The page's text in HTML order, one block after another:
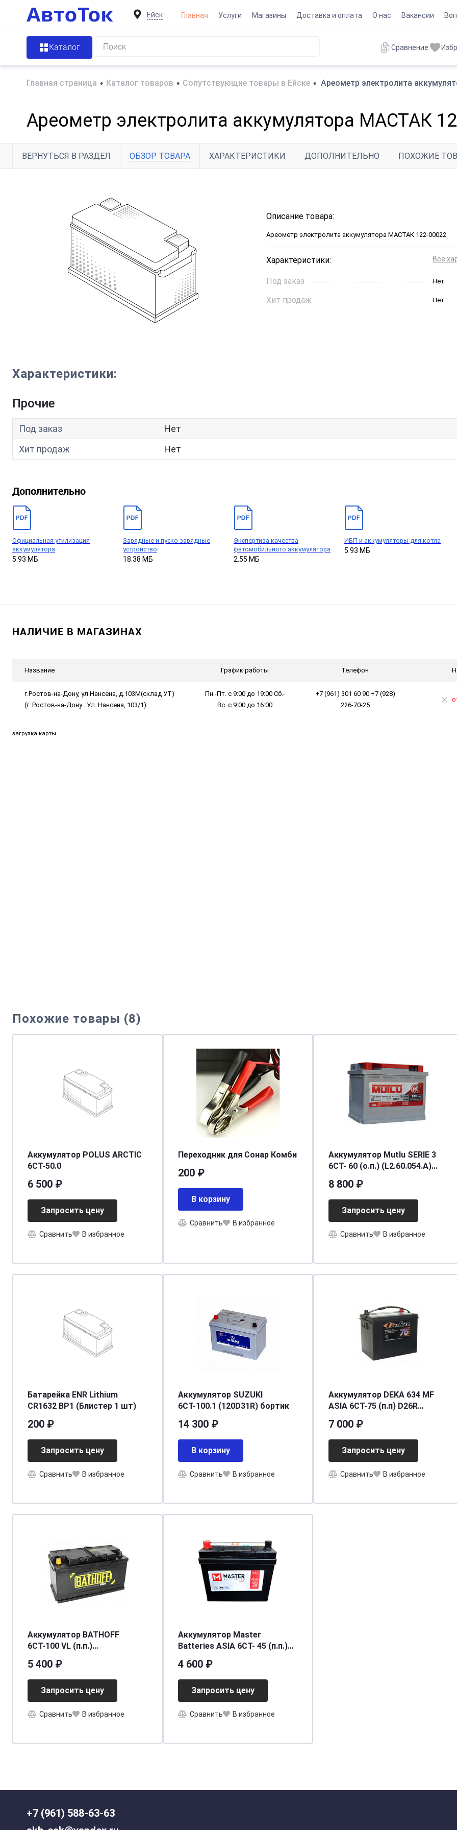
Ейск Главная Услуги Магазины Доставка и оплата О нас Вакансии
Каталог Сравнение
Главная страница • Каталог товаров • Сопутствующие товары в Ейске • Ареометр электролита
Ареометр электролита аккумулятора МАСТАК
ВЕРНУТЬСЯ В РАЗДЕЛ ОБЗОР ТОВАРА ХАРАКТЕРИСТИКИ ДОПОЛНИТЕЛЬНО ПОХОЖИЕ
Описание товара:
Ареометр электролита аккумулятора МАСТАК 122-00022
Характеристики: Все
Под заказ Нет
Хит продаж Нет
Характеристики:
Прочие
Под заказ
Нет
Хит продаж
Нет
Дополнительно
Официальная утилизация
аккумулятора
5.93 МБ
Зарядные и пуско-зарядные
устройство
18.38 МБ
Экспертиза качества
фвтомобильного аккумулятора
2.55 МБ
ИБП и аккумуляторы для котла
5.93 МБ
НАЛИЧИЕ В МАГАЗИНАХ
Название График работы Телефон
г.Ростов-на-Дону, ул.Нансена, д.103М(склад УТ)
(г. Ростов-на-Дону . Ул. Нансена, 103/1)
Пн.-Пт. с 9:00 до 19:00 Сб.-
Вс. с 9:00 до 16:00
+7 (961) 301 60 90 +7 (928)
226-70-25
загрузка карты...
Похожие товары (8)
Аккумулятор POLUS ARCTIC
6CT-50.0
6 500 ₽
Запросить цену
Сравнить В избранное
Переходник для Сонар Комби
200 ₽
В корзину
Сравнить В избранное
Аккумулятор Mutlu SERIE 3
6CT- 60 (о.п.) (L2.60.054.A)
8 800 ₽
Запросить цену
Сравнить В избранное
Батарейка ENR Lithium
CR1632 BP1 (Блистер 1 шт)
200 ₽
Запросить цену
Сравнить В избранное
Аккумулятор SUZUKI
6СТ-100.1 (120D31R) бортик
14 300 ₽
В корзину
Сравнить В избранное
Аккумулятор DEKA 634 MF
ASIA 6СТ-75 (п.п) D26R
[д260ш173в200(222)/690]
[D26]
7 000 ₽
Запросить цену
Сравнить В избранное
Аккумулятор BATHOFF
6СТ-100 VL (п.п.)
5 400 ₽
Запросить цену
Сравнить В избранное
Аккумулятор Master
Batteries ASIA 6СТ- 45 (п.п.)
[д238ш129в227/370SAE] [B24]
4 600 ₽
Запросить цену
Сравнить В избранное
+7 (961) 588-63-63